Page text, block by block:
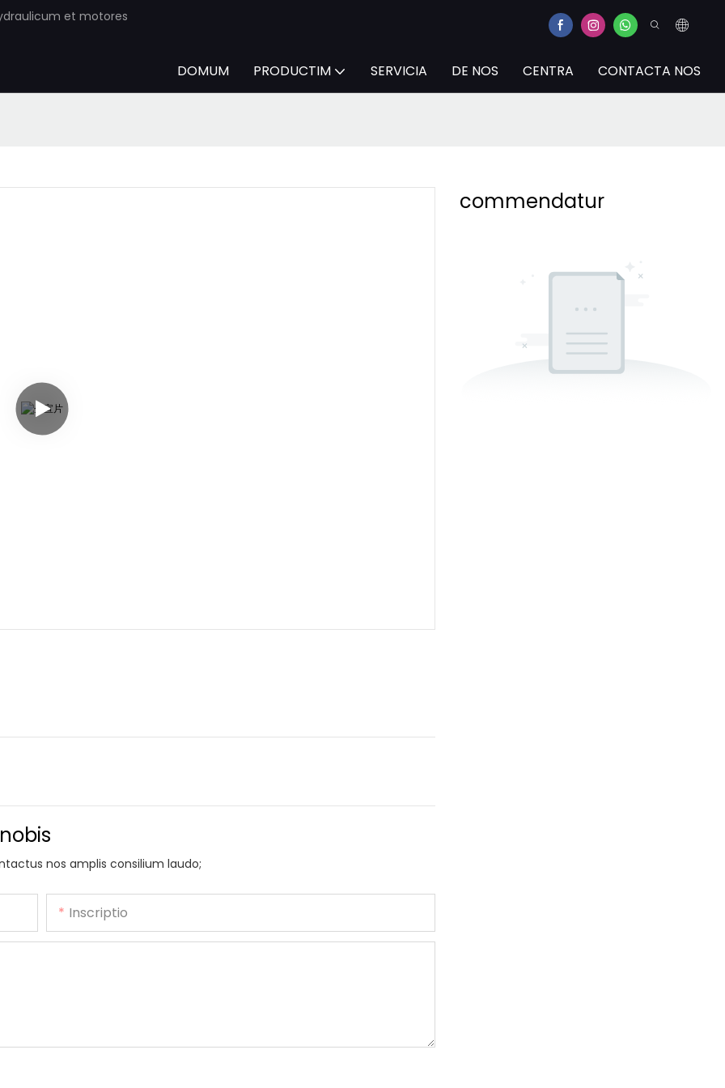
et motores
DOMUM PRODUCTIM SERVICIA DE NOS CENTRA CONTACTA NOS
nos amplis consilium laudo;
Inscriptio
commendatur